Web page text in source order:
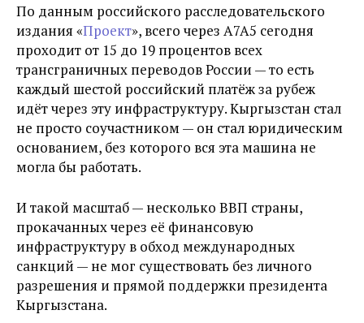
По данным российского расследовательского
издания «Проект», всего через A7A5 сегодня
проходит от 15 до 19 процентов всех
трансграничных переводов России — то есть
каждый шестой российский платёж за рубеж
идёт через эту инфраструктуру. Кыргызстан стал
не просто соучастником — он стал юридическим
основанием, без которого вся эта машина не
могла бы работать.
И такой масштаб — несколько ВВП страны,
прокачанных через её финансовую
инфраструктуру в обход международных
санкций — не мог существовать без личного
разрешения и прямой поддержки президента
Кыргызстана.